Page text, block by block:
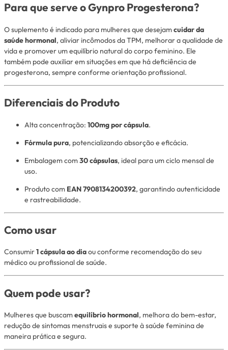
Para que serve o Gynpro Progesterona?
O suplemento é indicado para mulheres que desejamcuidar da
saúde hormonal, aliviar incômodos da TPM, melhorar a qualidade de
vida e promover um equilíbrio natural do corpo feminino. Ele
também pode auxiliar em situações em que há deficiência de
progesterona, sempre conforme orientação profissional.
Diferenciais do Produto
Alta concentração: 100mg por cápsula.
Fórmula pura, potencializando absorção e eficácia.
Embalagem com30 cápsulas, ideal para um ciclo mensal de
uso.
Produto com EAN 7908134200392, garantindo autenticidade
e rastreabilidade.
Como usar
Consumir1 cápsula ao diaou conforme recomendação do seu
médico ou profissional de saúde.
Quem pode usar?
Mulheres que buscamequilíbrio hormonal, melhora do bem-estar,
redução de sintomas menstruais e suporte à saúde feminina de
maneira prática e segura.